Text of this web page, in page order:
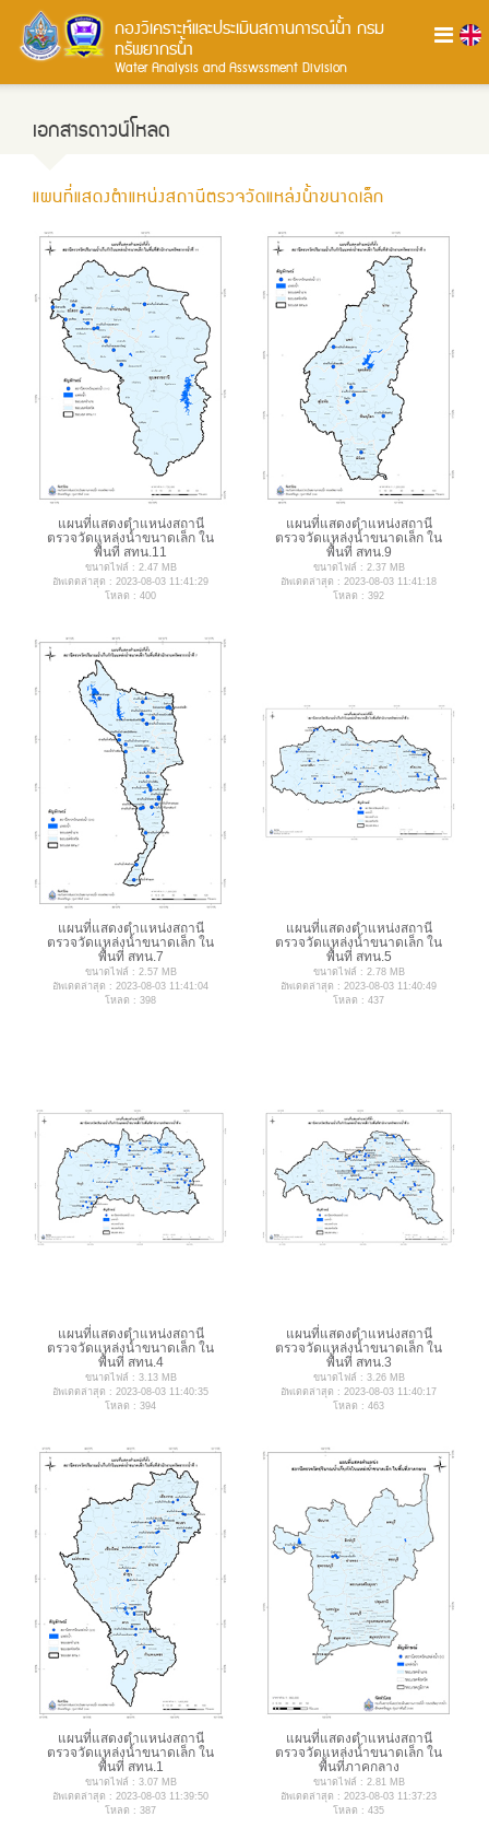
กองวิเคราะห์และประเมินสถานการณ์น้ำ กรม
ทรัพยากรน้ำ
Water Analysis and Asswssment Division
เอกสารดาวน์โหลด
แผนที่แสดงตำแหน่งสถานีตรวจวัดแหล่งน้ำขนาดเล็ก
แผนที่แสดงตำแหน่งสถานี
ตรวจวัดแหล่งน้ำขนาดเล็ก ใน
พื้นที่ สทน.11
ขนาดไฟล์ : 2.47 MB
อัพเดตล่าสุด : 2023-08-03 11:41:29
โหลด : 400
แผนที่แสดงตำแหน่งสถานี
ตรวจวัดแหล่งน้ำขนาดเล็ก ใน
พื้นที่ สทน.9
ขนาดไฟล์ : 2.37 MB
อัพเดตล่าสุด : 2023-08-03 11:41:18
โหลด : 392
แผนที่แสดงตำแหน่งสถานี
ตรวจวัดแหล่งน้ำขนาดเล็ก ใน
พื้นที่ สทน.7
ขนาดไฟล์ : 2.57 MB
อัพเดตล่าสุด : 2023-08-03 11:41:04
โหลด : 398
แผนที่แสดงตำแหน่งสถานี
ตรวจวัดแหล่งน้ำขนาดเล็ก ใน
พื้นที่ สทน.5
ขนาดไฟล์ : 2.78 MB
อัพเดตล่าสุด : 2023-08-03 11:40:49
โหลด : 437
แผนที่แสดงตำแหน่งสถานี
ตรวจวัดแหล่งน้ำขนาดเล็ก ใน
พื้นที่ สทน.4
ขนาดไฟล์ : 3.13 MB
อัพเดตล่าสุด : 2023-08-03 11:40:35
โหลด : 394
แผนที่แสดงตำแหน่งสถานี
ตรวจวัดแหล่งน้ำขนาดเล็ก ใน
พื้นที่ สทน.3
ขนาดไฟล์ : 3.26 MB
อัพเดตล่าสุด : 2023-08-03 11:40:17
โหลด : 463
แผนที่แสดงตำแหน่งสถานี
ตรวจวัดแหล่งน้ำขนาดเล็ก ใน
พื้นที่ สทน.1
ขนาดไฟล์ : 3.07 MB
อัพเดตล่าสุด : 2023-08-03 11:39:50
โหลด : 387
แผนที่แสดงตำแหน่งสถานี
ตรวจวัดแหล่งน้ำขนาดเล็ก ใน
พื้นที่ภาคกลาง
ขนาดไฟล์ : 2.81 MB
อัพเดตล่าสุด : 2023-08-03 11:37:23
โหลด : 435